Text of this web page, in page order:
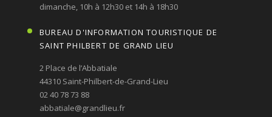
dimanche, 10h à 12h30 et 14h à 18h30
BUREAU D'INFORMATION TOURISTIQUE DE
SAINT PHILBERT DE GRAND LIEU
2 Place de l’Abbatiale
44310 Saint-Philbert-de-Grand-Lieu
02 40 78 73 88
abbatiale@grandlieu.fr